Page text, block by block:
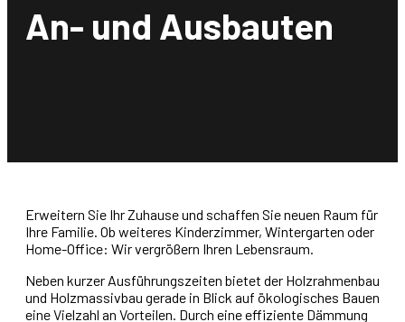
An- und Ausbauten
Erweitern Sie Ihr Zuhause und schaffen Sie neuen Raum für
Ihre Familie. Ob weiteres Kinderzimmer, Wintergarten oder
Home-Office: Wir vergrößern Ihren Lebensraum.
Neben kurzer Ausführungszeiten bietet der Holzrahmenbau
und Holzmassivbau gerade in Blick auf ökologisches Bauen
eine Vielzahl an Vorteilen. Durch eine effiziente Dämmung